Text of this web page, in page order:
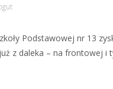
Podstawowej nr 13
z daleka – na frontowej i